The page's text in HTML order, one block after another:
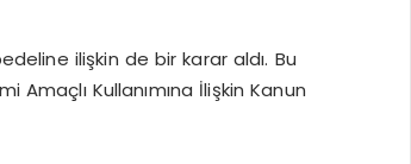
ilişkin de bir karar aldı. Bu
Amaçlı Kullanımına İlişkin Kanun